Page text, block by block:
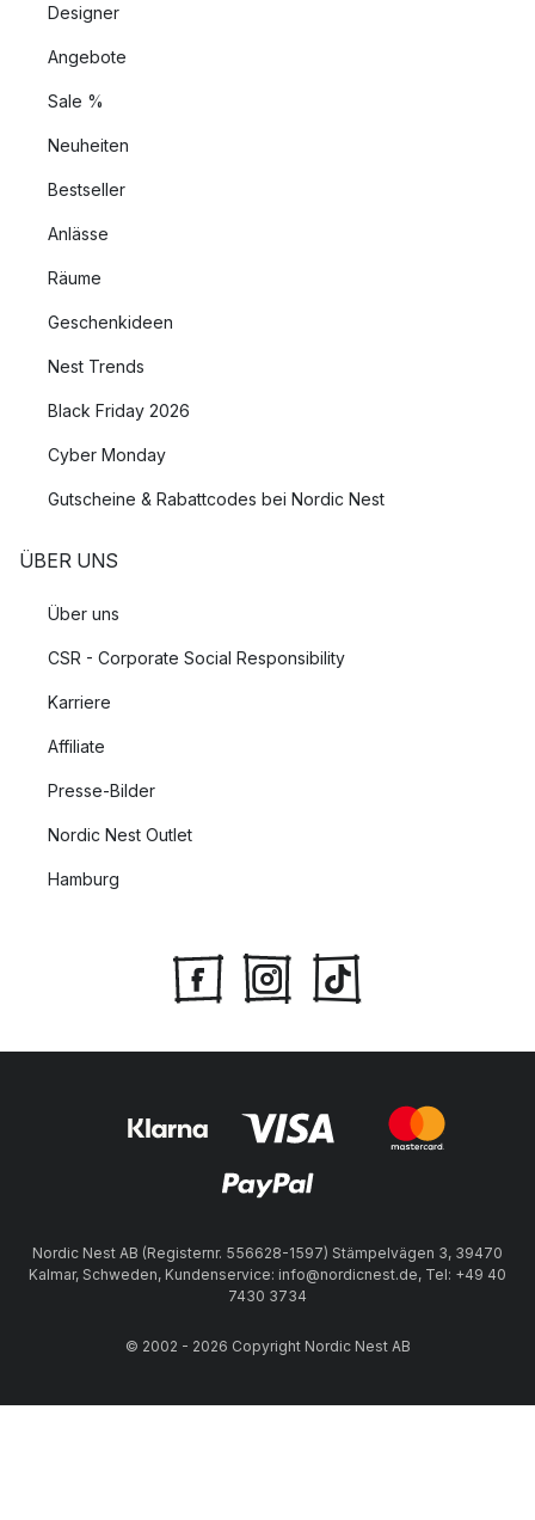
Designer
Angebote
Sale %
Neuheiten
Bestseller
Anlässe
Räume
Geschenkideen
Nest Trends
Black Friday 2026
Cyber Monday
Gutscheine & Rabattcodes bei Nordic Nest
ÜBER UNS
Über uns
CSR - Corporate Social Responsibility
Karriere
Affiliate
Presse-Bilder
Nordic Nest Outlet
Hamburg
Nordic Nest AB (Registernr. 556628-1597) Stämpelvägen 3, 39470
Kalmar, Schweden, Kundenservice: info@nordicnest.de, Tel: +49 40
7430 3734
© 2002 - 2026 Copyright Nordic Nest AB